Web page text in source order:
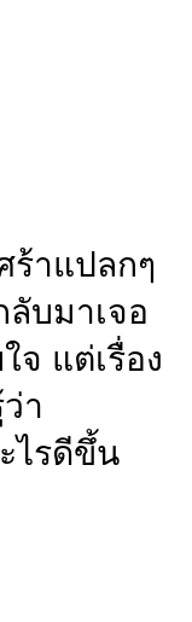
ร้าแปลกๆ
บมาเจอ
จ แต่เรื่อง
า
ไรดีขึ้น